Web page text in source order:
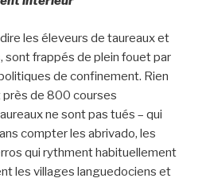
les éleveurs de taureaux et
sont frappés de plein fouet par
de confinement. Rien
près de 800 courses
ne sont pas tués – qui
compter les abrivado, les
qui rythment habituellement
les villages languedociens et